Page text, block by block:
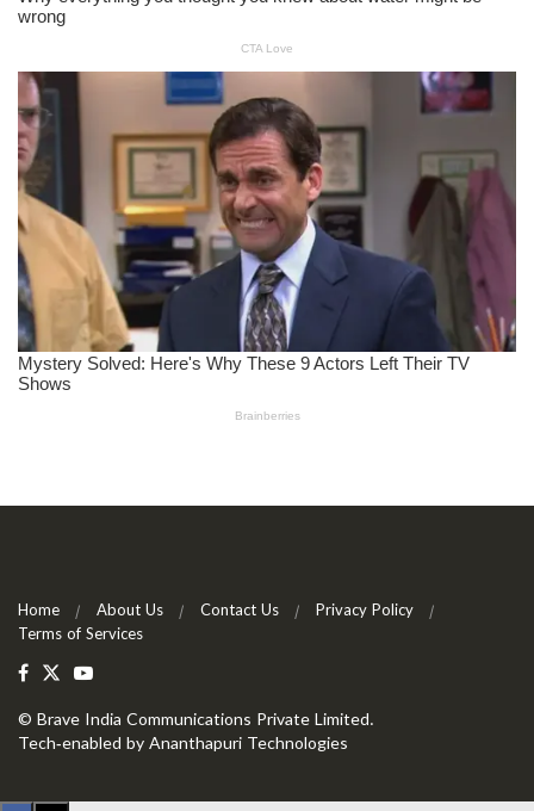
Home About Us Contact Us
Privacy Policy
Terms of Services
© Brave India Communications Private Limited.
Tech-enabled by Ananthapuri Technologies